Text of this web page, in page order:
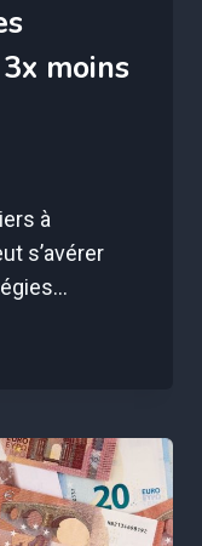
moins
à
s’avérer